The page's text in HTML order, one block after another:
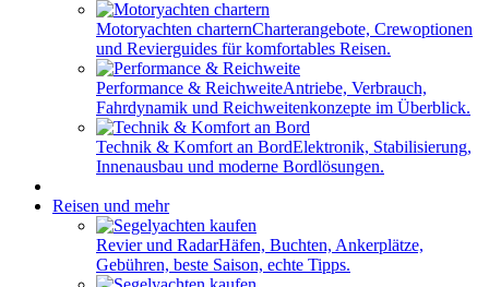
Motoryachten charternCharterangebote, Crewoptionen
und Revierguides für komfortables Reisen.
Performance & ReichweiteAntriebe, Verbrauch,
Fahrdynamik und Reichweitenkonzepte im Überblick.
Technik & Komfort an BordElektronik, Stabilisierung,
Innenausbau und moderne Bordlösungen.
Reisen und mehr
Revier und RadarHäfen, Buchten, Ankerplätze,
Gebühren, beste Saison, echte Tipps.